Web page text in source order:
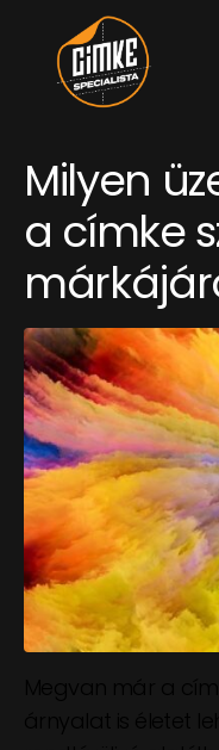
Milyen
a címke